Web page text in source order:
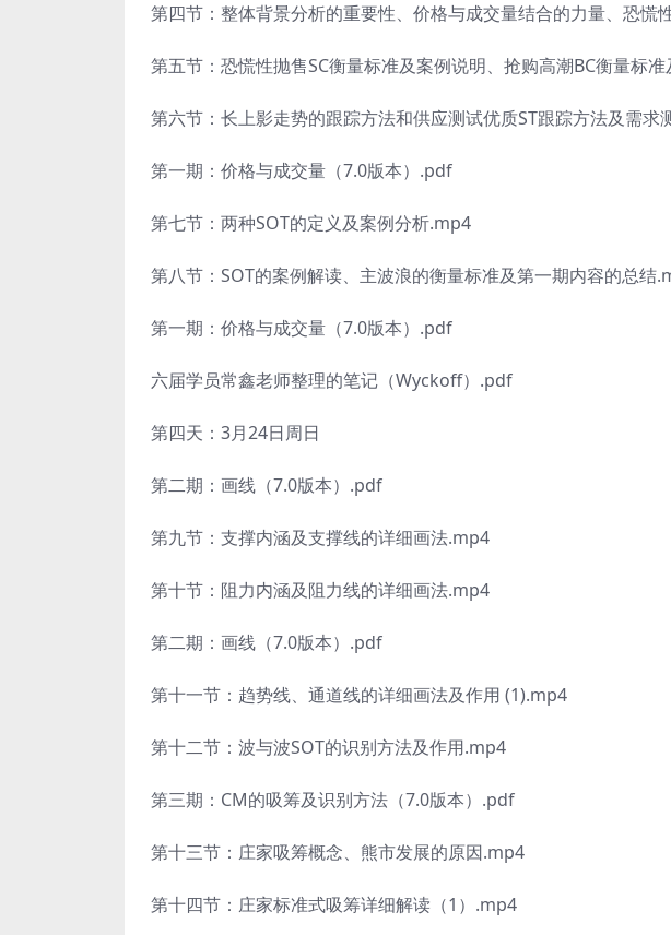
第四节：整体背景分析的重要性、价格与成交量结合的力量、恐
第五节：恐慌性抛售SC衡量标准及案例说明、抢购高潮BC衡量标
第六节：长上影走势的跟踪方法和供应测试优质ST跟踪方法及需求
第一期：价格与成交量（7.0版本）.pdf
第七节：两种SOT的定义及案例分析.mp4
第八节：SOT的案例解读、主波浪的衡量标准及第一期内容的总结
第一期：价格与成交量（7.0版本）.pdf
六届学员常鑫老师整理的笔记（Wyckoff）.pdf
第四天：3月24日周日
第二期：画线（7.0版本）.pdf
第九节：支撑内涵及支撑线的详细画法.mp4
第十节：阻力内涵及阻力线的详细画法.mp4
第二期：画线（7.0版本）.pdf
第十一节：趋势线、通道线的详细画法及作用 (1).mp4
第十二节：波与波SOT的识别方法及作用.mp4
第三期：CM的吸筹及识别方法（7.0版本）.pdf
第十三节：庄家吸筹概念、熊市发展的原因.mp4
第十四节：庄家标准式吸筹详细解读（1）.mp4